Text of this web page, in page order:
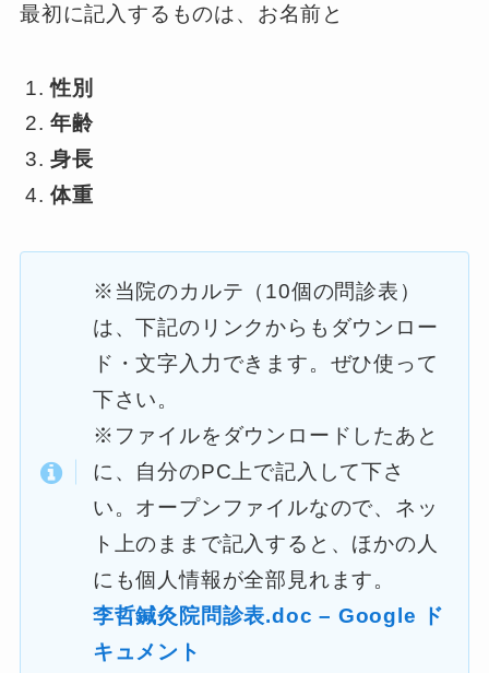
最初に記入するものは、お名前と
性別
年齢
身長
体重
※当院のカルテ（10個の問診表）
は、下記のリンクからもダウンロー
ド・文字入力できます。ぜひ使って
下さい。
※ファイルをダウンロードしたあと
に、自分のPC上で記入して下さ
い。オープンファイルなので、ネッ
ト上のままで記入すると、ほかの人
にも個人情報が全部見れます。
李哲鍼灸院問診表.doc – Google ド
キュメント